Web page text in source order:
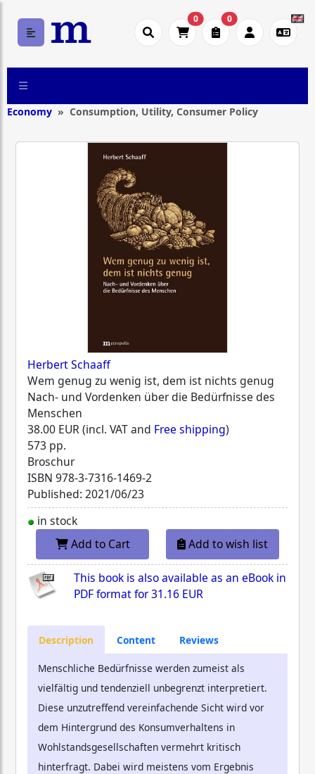
0 0
Economy Consumption, Utility, Consumer Policy
Herbert Schaaff
Wem genug zu wenig ist, dem ist nichts genug
Nach- und Vordenken über die Bedürfnisse des
Menschen
38.00 EUR (incl. VAT and Free shipping)
573 pp.
Broschur
ISBN 978-3-7316-1469-2
Published: 2021/06/23
in stock
Add to Cart
Add to wish list
This book is also available as an eBook in
PDF format for31.16 EUR
Description Content Reviews
Menschliche Bedürfnisse werden zumeist als
vielfältig und tendenziell unbegrenzt interpretiert.
Diese unzutreffend vereinfachende Sicht wird vor
dem Hintergrund des Konsumverhaltens in
Wohlstandsgesellschaften vermehrt kritisch
hinterfragt. Dabei wird meistens vom Ergebnis